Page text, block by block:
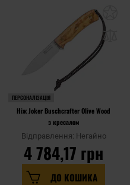
ПЕРСОНАЛІЗАЦІЯ
Ніж Joker Buschcrafter Olive Wood
з кресалом
Відправлення: Негайно
4 784,17 грн
ДО КОШИКА